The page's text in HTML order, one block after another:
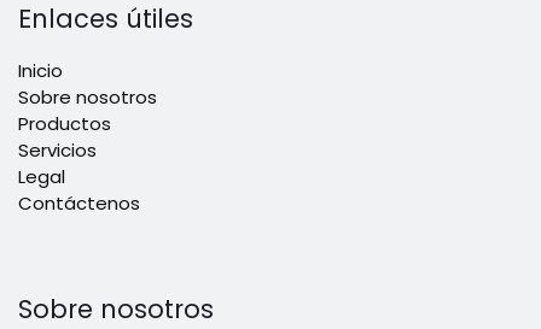
Enlaces útiles
Inicio
Sobre nosotros
Productos
Servicios
Legal
Contáctenos
Sobre nosotros